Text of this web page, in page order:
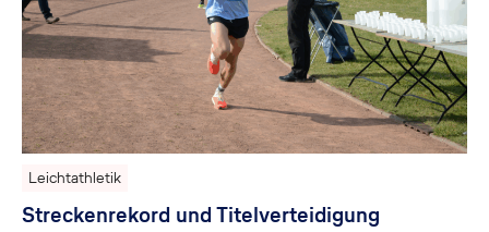
Leichtathletik
Streckenrekord und Titelverteidigung